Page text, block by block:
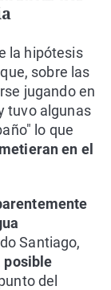
la hipótesis
sobre las
jugando en
tuvo algunas
lo que
en el
Santiago,
posible
del